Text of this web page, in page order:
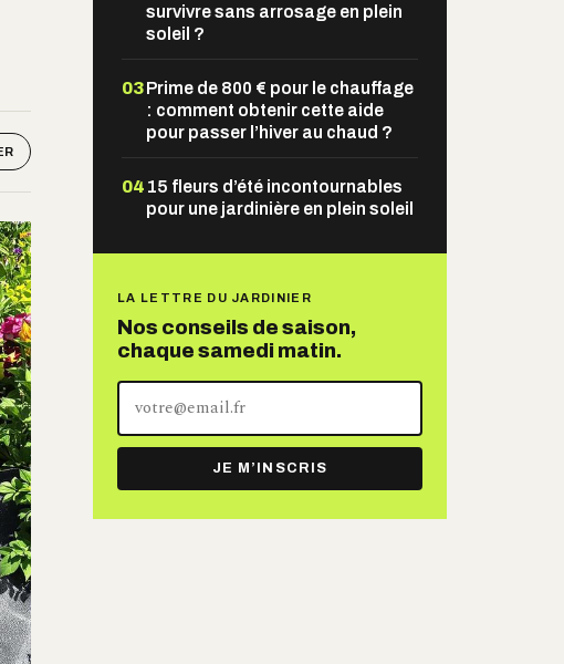
survivre sans arrosage en plein
soleil ?
03Prime de 800 € pour le chauffage
: comment obtenir cette aide
pour passer l’hiver au chaud ?
04 15 fleurs d’été incontournables
pour une jardinière en plein soleil
LA LETTRE DU JARDINIER
Nos conseils de saison,
chaque samedi matin.
adresse
mail
JE M’INSCRIS